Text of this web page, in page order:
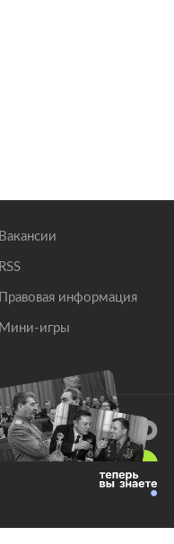
Вакансии
RSS
Правовая информация
Мини-игры